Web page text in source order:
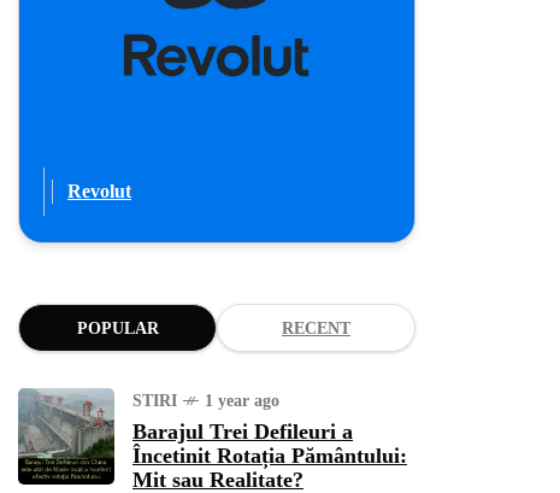
Revolut
POPULAR RECENT
STIRI 1 year ago
Barajul Trei Defileuri a
Încetinit Rotația Pământului:
Mit sau Realitate?